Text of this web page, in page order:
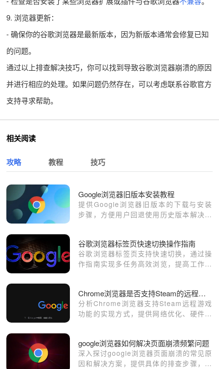
9. 浏览器更新：
- 确保你的谷歌浏览器是最新版本，因为新版本通常会修复已知
的问题。
通过以上排查解决技巧，你可以找到导致谷歌浏览器崩溃的原因
并进行相应的处理。如果问题仍然存在，可以考虑联系谷歌官方
支持寻求帮助。
相关阅读
攻略 教程 技巧
Google浏览器旧版本安装教程
提供Google浏览器旧版本的下载与安装
步骤，方便用户回退使用历史版本解决兼
谷歌浏览器标签页快速切换操作指南
谷歌浏览器标签页支持快速切换，通过操
作指南实现多任务高效浏览，提高工作效
Chrome浏览器是否支持Steam的远程游戏功能
分析Chrome浏览器支持Steam远程游戏
功能的实现方式，提供网络优化、硬件加
google浏览器如何解决页面崩溃频繁问题
深入探讨google浏览器页面崩溃的常见原
因和解决方案，提供具体的排查步骤，帮